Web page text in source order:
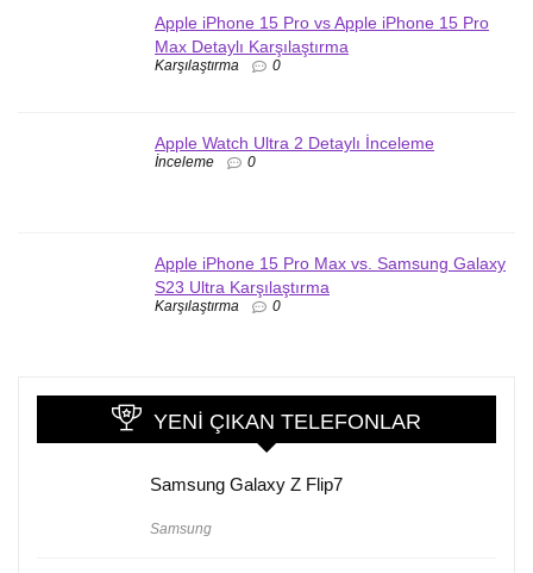
Apple iPhone 15 Pro vs Apple iPhone 15 Pro
Max Detaylı Karşılaştırma
Karşılaştırma 0
Apple Watch Ultra 2 Detaylı İnceleme
İnceleme 0
Apple iPhone 15 Pro Max vs. Samsung Galaxy
S23 Ultra Karşılaştırma
Karşılaştırma 0
YENI ÇIKAN TELEFONLAR
Samsung Galaxy Z Flip7
Samsung